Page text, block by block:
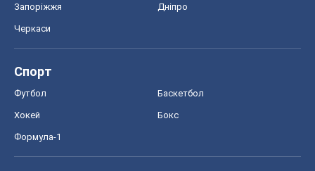
Запоріжжя Дніпро
Черкаси
Спорт
Футбол Баскетбол
Хокей Бокс
Формула-1